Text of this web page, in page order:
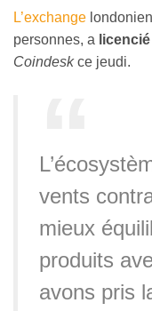
L’exchange
personnes, a
Coindeskce jeudi.
vents
mieux
produits
avons pris